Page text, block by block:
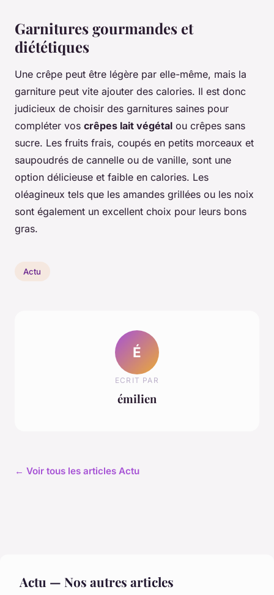
Garnitures gourmandes et
diététiques
Une crêpe peut être légère par elle-même, mais la
garniture peut vite ajouter des calories. Il est donc
judicieux de choisir des garnitures saines pour
compléter vos crêpes lait végétal ou crêpes sans
sucre. Les fruits frais, coupés en petits morceaux et
saupoudrés de cannelle ou de vanille, sont une
option délicieuse et faible en calories. Les
oléagineux tels que les amandes grillées ou les noix
sont également un excellent choix pour leurs bons
gras.
Actu
É
ECRIT PAR
émilien
← Voir tous les articles Actu
Actu — Nos autres articles